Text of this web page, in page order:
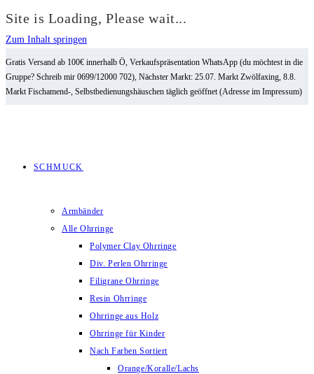
Site is Loading, Please wait...
Zum Inhalt springen
Gratis Versand ab 100€ innerhalb Ö, Verkaufspräsentation WhatsApp (du möchtest in die
Gruppe? Schreib mir 0699/12000 702), Nächster Markt: 25.07. Markt Zwölfaxing, 8.8.
Markt Fischamend-, Selbstbedienungshäuschen täglich geöffnet (Adresse im Impressum)
SCHMUCK
Armbänder
Alle Ohrringe
Polymer Clay Ohrringe
Div. Perlen Ohrringe
Filigrane Ohrringe
Resin Ohrringe
Ohrringe aus Holz
Ohrringe für Kinder
Nach Farben Sortiert
Orange/Koralle/Lachs